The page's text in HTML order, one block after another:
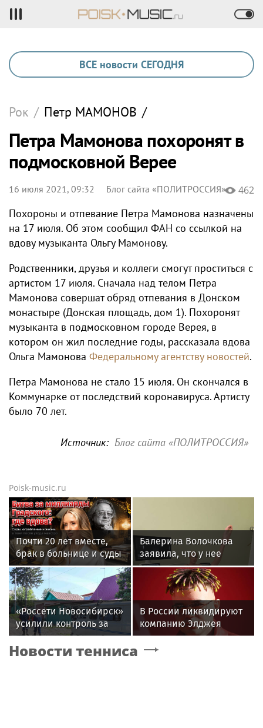
ВСЕ новости СЕГОДНЯ
Рок / Петр МАМОНОВ /
Петра Мамонова похоронят в
подмосковной Верее
16 июля 2021, 09:32 Блог сайта «ПОЛИТРОССИЯ» 462
Похороны и отпевание Петра Мамонова назначены
на 17 июля. Об этом сообщил ФАН со ссылкой на
вдову музыканта Ольгу Мамонову.
Родственники, друзья и коллеги смогут проститься с
артистом 17 июля. Сначала над телом Петра
Мамонова совершат обряд отпевания в Донском
монастыре (Донская площадь, дом 1). Похоронят
музыканта в подмосковном городе Верея, в
котором он жил последние годы, рассказала вдова
Ольга Мамонова Федеральному агентству новостей.
Петра Мамонова не стало 15 июля. Он скончался в
Коммунарке от последствий коронавируса. Артисту
было 70 лет.
Источник: Блог сайта «ПОЛИТРОССИЯ»
Poisk-music.ru
Почти 20 лет вместе,
брак в больнице и суды
за миллиард: как
сейчас живет вдова
Александра Градского
Балерина Волочкова
заявила, что у нее
появилась гематома
после выхода на сцену
«Россети Новосибирск»
усилили контроль за
незаконными
подвесами ВОЛС: охват
В России ликвидируют
компанию Элджея
Новости тенниса